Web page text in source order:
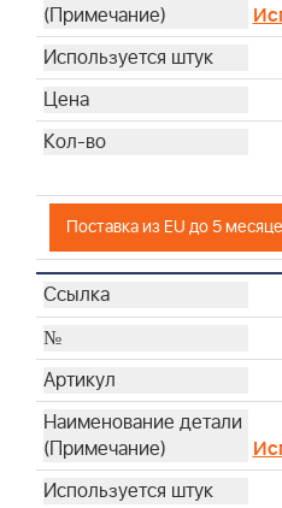
Поставка из EU до 5